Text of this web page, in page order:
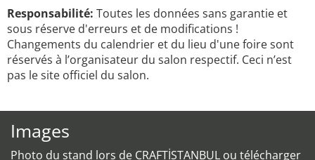
Responsabilité: Toutes les données sans garantie et
sous réserve d'erreurs et de modifications !
Changements du calendrier et du lieu d'une foire sont
réservés à l’organisateur du salon respectif. Ceci n’est
pas le site officiel du salon.
Images
Photo du stand lors de CRAFTİSTANBUL ou télécharger